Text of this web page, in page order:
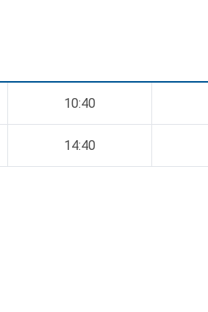
10:40
14:40